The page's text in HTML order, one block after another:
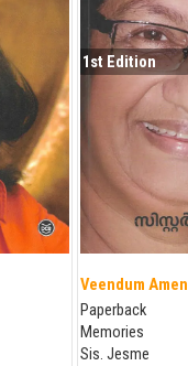
1st Edition
Veendum Amen
Paperback
Memories
Sis. Jesme